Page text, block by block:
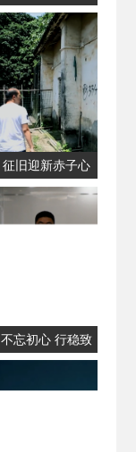
征旧迎新赤子心
不忘初心 行稳致